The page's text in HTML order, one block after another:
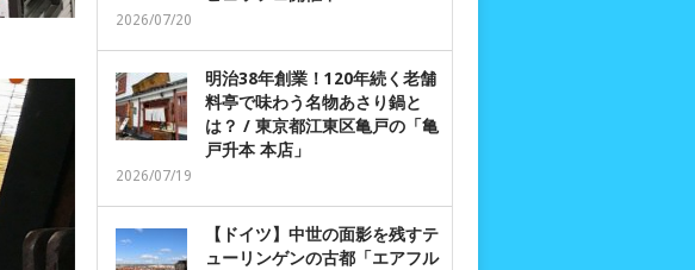
2026/07/20
明治38年創業！120年続く老舗
料亭で味わう名物あさり鍋と
は？ / 東京都江東区亀戸の「亀
戸升本 本店」
2026/07/19
【ドイツ】中世の面影を残すテ
ューリンゲンの古都「エアフル